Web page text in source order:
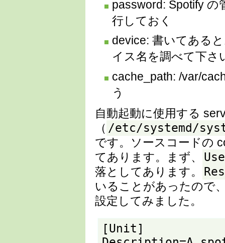
password: Spotify
行しておく
device: 書いてある
イス名を調べて下さ
cache_path: /var/
う
自動起動に使用する
（ /etc/systemd/
です。ソースコードの
てあります。まず、
落としてあります。
いることがあったので
設定してみました。
[Unit]